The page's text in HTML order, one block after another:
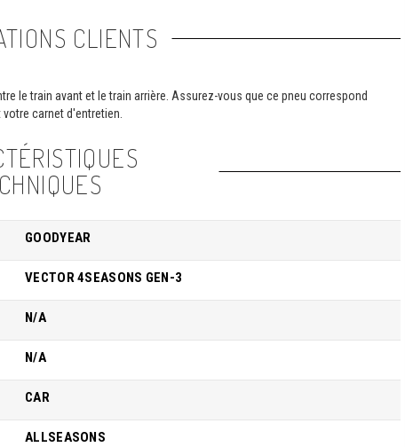
CLIENTS
le train avant et le train arrière. Assurez-vous que ce pneu correspond
carnet d'entretien.
GOODYEAR
VECTOR 4SEASONS GEN-3
N/A
N/A
CAR
ALLSEASONS